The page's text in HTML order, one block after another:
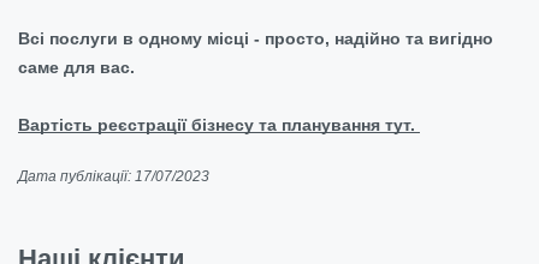
Всі послуги в одному місці - просто, надійно та вигідно
саме для вас.
Вартість реєстрації бізнесу та планування тут.
Дата публікації: 17/07/2023